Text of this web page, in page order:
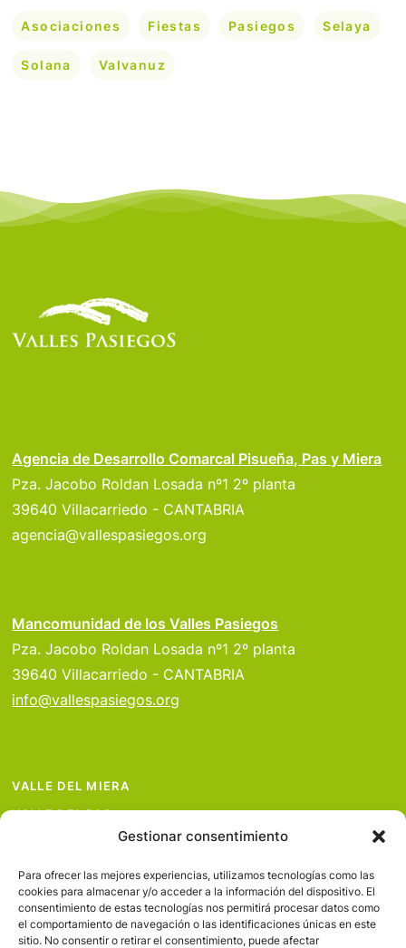
Gestionar consentimiento
Para ofrecer las mejores experiencias, utilizamos tecnologías como las
cookies para almacenar y/o acceder a la información del dispositivo. El
consentimiento de estas tecnologías nos permitirá procesar datos como
el comportamiento de navegación o las identificaciones únicas en este
sitio. No consentir o retirar el consentimiento, puede afectar
Asociaciones Fiestas Pasiegos Selaya
Solana Valvanuz
Agencia de Desarrollo Comarcal Pisueña, Pas y Miera
Pza. Jacobo Roldan Losada nº1 2º planta
39640 Villacarriedo - CANTABRIA
agencia@vallespasiegos.org
Mancomunidad de los Valles Pasiegos
Pza. Jacobo Roldan Losada nº1 2º planta
39640 Villacarriedo - CANTABRIA
info@vallespasiegos.org
VALLE DEL MIERA
VALLE DEL PAS
VALLE DEL PISUEÑA
PROYECTOS
SERVICIOS
AVISO LEGAL